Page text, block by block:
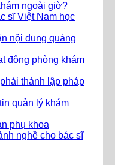
ngoài giờ?
sĩ Việt Nam học
nội dung quảng
động phòng khám
thành lập pháp
quản lý khám
phụ khoa
nghề cho bác sĩ